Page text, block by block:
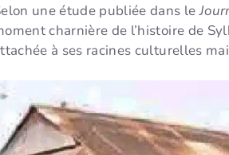
une étude publiée dans le
charnière de l’histoire de
à ses racines culturelles